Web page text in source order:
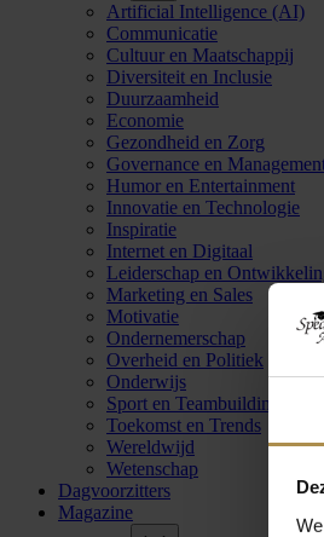
Artificial Intelligence (AI)
Communicatie
Cultuur en Maatschappij
Diversiteit en Inclusie
Duurzaamheid
Economie
Gezondheid en Zorg
Governance en
Humor en Entertainment
Innovatie en Technologie
Inspiratie
Internet en Digitaal
Leiderschap en
Marketing en Sales
Motivatie
Ondernemerschap
Overheid en Politiek
Onderwijs
Sport en Teambuilding
Toekomst en Trends
Wereldwijd
Wetenschap
Dagvoorzitters
Magazine